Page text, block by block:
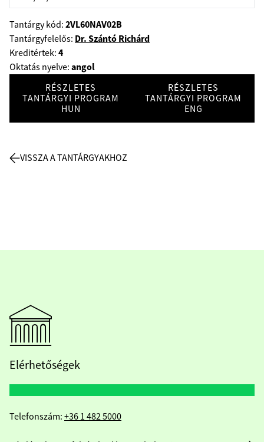
Tantárgy kód: 2VL60NAV02B
Tantárgyfelelős: Dr. Szántó Richárd
Kreditértek: 4
Oktatás nyelve: angol
RÉSZLETES
TANTÁRGYI PROGRAM
HUN
RÉSZLETES
TANTÁRGYI PROGRAM
ENG
VISSZA A TANTÁRGYAKHOZ
Elérhetőségek
Telefonszám: +36 1 482 5000